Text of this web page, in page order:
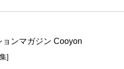
ンマガジン Cooyon
]